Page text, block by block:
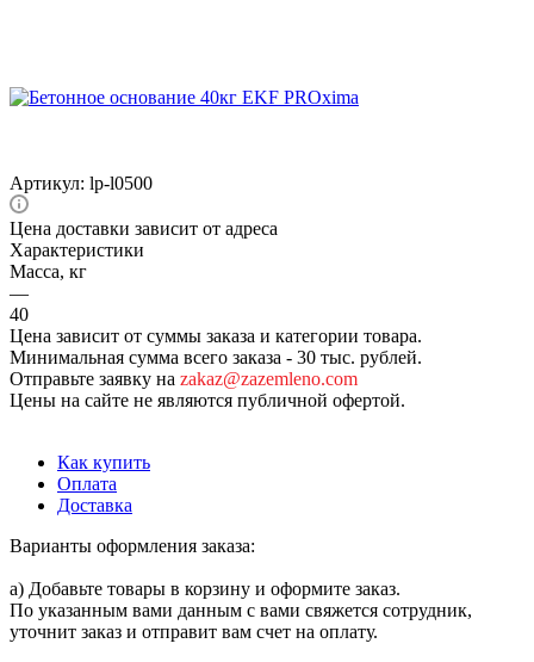
Артикул: lp-l0500
Цена доставки зависит от адреса
Характеристики
Масса, кг
—
40
Цена зависит от суммы заказа и категории товара.
Минимальная сумма всего заказа - 30 тыс. рублей.
Отправьте заявку на zakaz@zazemleno.com
Цены на сайте не являются публичной офертой.
Как купить
Оплата
Доставка
Варианты оформления заказа:
а) Добавьте товары в корзину и оформите заказ.
По указанным вами данным с вами свяжется сотрудник,
уточнит заказ и отправит вам счет на оплату.